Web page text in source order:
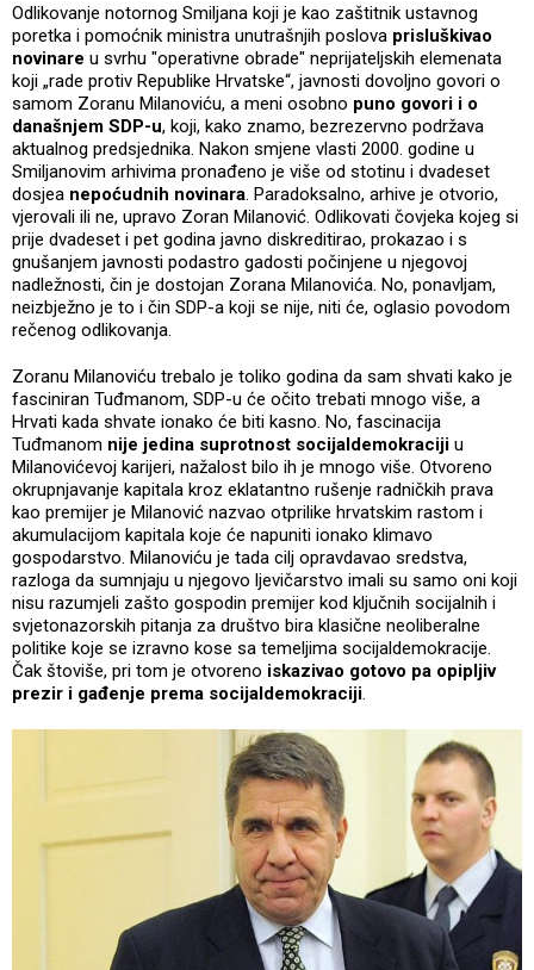
Odlikovanje notornog Smiljana koji je kao zaštitnik ustavnog
poretka i pomoćnik ministra unutrašnjih poslova prisluškivao
novinare u svrhu "operativne obrade" neprijateljskih elemenata
koji „rade protiv Republike Hrvatske“, javnosti dovoljno govori o
samom Zoranu Milanoviću, a meni osobno puno govori i o
današnjem SDP-u, koji, kako znamo, bezrezervno podržava
aktualnog predsjednika. Nakon smjene vlasti 2000. godine u
Smiljanovim arhivima pronađeno je više od stotinu i dvadeset
dosjea nepoćudnih novinara. Paradoksalno, arhive je otvorio,
vjerovali ili ne, upravo Zoran Milanović. Odlikovati čovjeka kojeg si
prije dvadeset i pet godina javno diskreditirao, prokazao i s
gnušanjem javnosti podastro gadosti počinjene u njegovoj
nadležnosti, čin je dostojan Zorana Milanovića. No, ponavljam,
neizbježno je to i čin SDP-a koji se nije, niti će, oglasio povodom
rečenog odlikovanja.
Zoranu Milanoviću trebalo je toliko godina da sam shvati kako je
fasciniran Tuđmanom, SDP-u će očito trebati mnogo više, a
Hrvati kada shvate ionako će biti kasno. No, fascinacija
Tuđmanom nije jedina suprotnost socijaldemokraciji u
Milanovićevoj karijeri, nažalost bilo ih je mnogo više. Otvoreno
okrupnjavanje kapitala kroz eklatantno rušenje radničkih prava
kao premijer je Milanović nazvao otprilike hrvatskim rastom i
akumulacijom kapitala koje će napuniti ionako klimavo
gospodarstvo. Milanoviću je tada cilj opravdavao sredstva,
razloga da sumnjaju u njegovo ljevičarstvo imali su samo oni koji
nisu razumjeli zašto gospodin premijer kod ključnih socijalnih i
svjetonazorskih pitanja za društvo bira klasične neoliberalne
politike koje se izravno kose sa temeljima socijaldemokracije.
Čak štoviše, pri tom je otvoreno iskazivao gotovo pa opipljiv
prezir i gađenje prema socijaldemokraciji.